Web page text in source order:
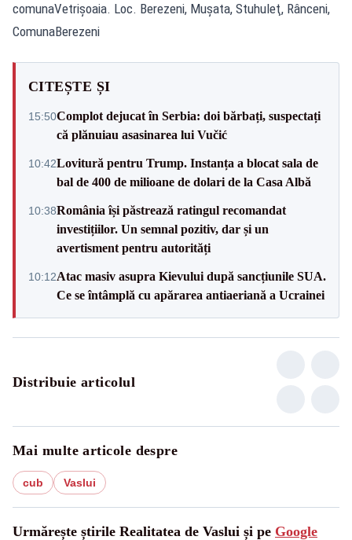
comunaVetrişoaia. Loc. Berezeni, Muşata, Stuhuleţ, Rânceni,
ComunaBerezeni
CITEȘTE ȘI
15:50Complot dejucat în Serbia: doi bărbați, suspectați
că plănuiau asasinarea lui Vučić
10:42Lovitură pentru Trump. Instanța a blocat sala de
bal de 400 de milioane de dolari de la Casa Albă
10:38România își păstrează ratingul recomandat
investițiilor. Un semnal pozitiv, dar și un
avertisment pentru autorități
10:12Atac masiv asupra Kievului după sancțiunile SUA.
Ce se întâmplă cu apărarea antiaeriană a Ucrainei
Distribuie articolul
Mai multe articole despre
cub Vaslui
Urmărește știrile Realitatea de Vaslui și pe Google